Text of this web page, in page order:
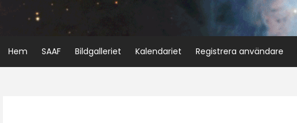
Hem SAAF Bildgalleriet Kalendariet Registrera användare